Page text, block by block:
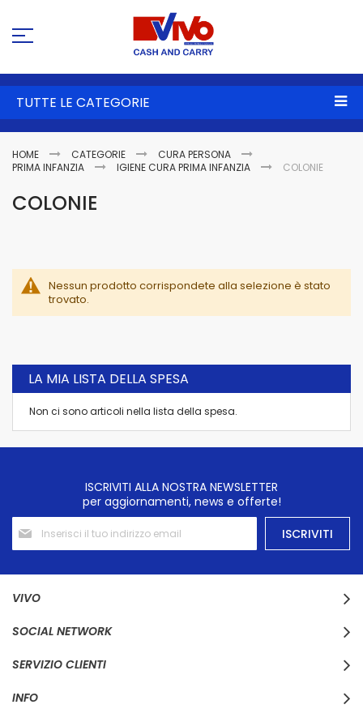
TUTTE LE CATEGORIE
HOME CATEGORIE
CURA PERSONA
PRIMA INFANZIA
IGIENE CURA PRIMA INFANZIA COLONIE
COLONIE
Nessun prodotto corrispondete alla selezione è stato
trovato.
LA MIA LISTA DELLA SPESA
Non ci sono articoli nella lista della spesa.
ISCRIVITI ALLA NOSTRA NEWSLETTER
per aggiornamenti, news e offerte!
Iscriviti
alla
nostra
ISCRIVITI
VIVO
SOCIAL NETWORK
SERVIZIO CLIENTI
INFO